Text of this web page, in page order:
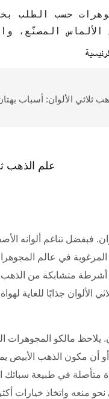
الألماس المصنّع،
ثلاثي الألوان: أسباب
علم الذهب
فبفضل تناغم ألوانه
في عالم
لأول مرة عام ١٩٢٤، حيث ترمز ثلاثة
الألوان جذابًا للغاية
مالكو المجوهرات
أن مكون الذهب الأبيض
متأصلة في طبيعة سبائك